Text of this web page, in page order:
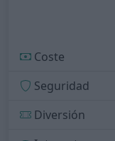
Coste
Seguridad
Diversión